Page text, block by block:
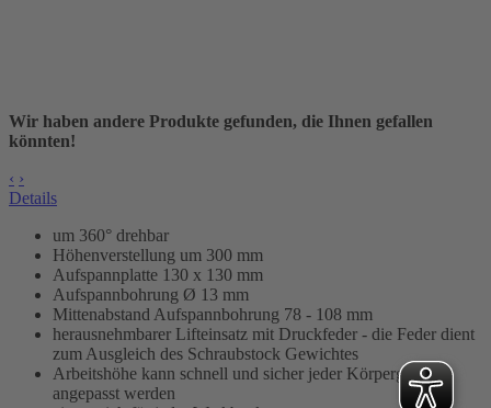
Wir haben andere Produkte gefunden, die Ihnen gefallen
könnten!
‹ ›
Details
um 360° drehbar
Höhenverstellung um 300 mm
Aufspannplatte 130 x 130 mm
Aufspannbohrung Ø 13 mm
Mittenabstand Aufspannbohrung 78 - 108 mm
herausnehmbarer Lifteinsatz mit Druckfeder - die Feder dient
zum Ausgleich des Schraubstock Gewichtes
Arbeitshöhe kann schnell und sicher jeder Körpergröße
angepasst werden